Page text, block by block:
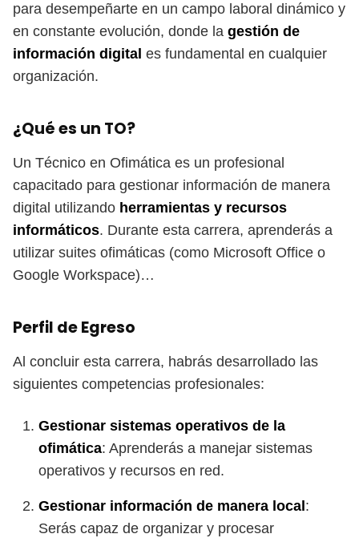
para desempeñarte en un campo laboral dinámico y
en constante evolución, donde la gestión de
información digital es fundamental en cualquier
organización.
¿Qué es un TO?
Un Técnico en Ofimática es un profesional
capacitado para gestionar información de manera
digital utilizando herramientas y recursos
informáticos. Durante esta carrera, aprenderás a
utilizar suites ofimáticas (como Microsoft Office o
Google Workspace)…
Perfil de Egreso
Al concluir esta carrera, habrás desarrollado las
siguientes competencias profesionales:
Gestionar sistemas operativos de la
ofimática: Aprenderás a manejar sistemas
operativos y recursos en red.
Gestionar información de manera local :
Serás capaz de organizar y procesar